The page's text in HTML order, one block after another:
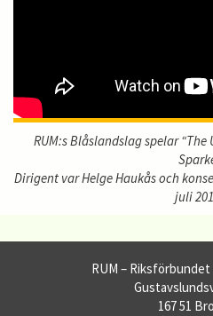
RUM:s Blåslandslag spelar
Dirigent var Helge Haukås och
juli
RUM –
167 51